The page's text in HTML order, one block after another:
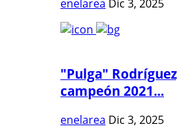
enelarea Dic 3, 2025
"Pulga"
campeón 2021...
enelarea Dic 3, 2025